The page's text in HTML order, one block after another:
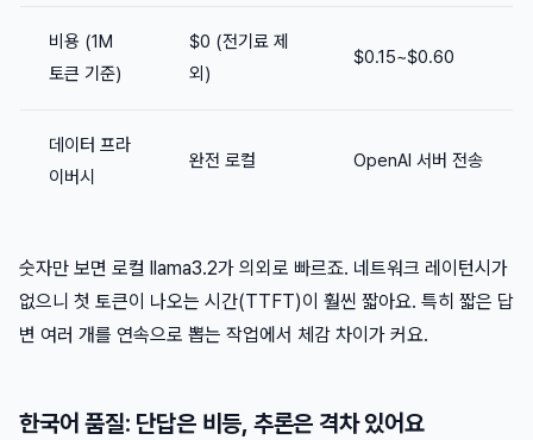
비용 (1M
토큰 기준)
$0 (전기료 제
외)
$0.15~$0.60
데이터 프라
이버시
완전 로컬 OpenAI 서버 전송
숫자만 보면 로컬 llama3.2가 의외로 빠르죠. 네트워크 레이턴시가
없으니 첫 토큰이 나오는 시간(TTFT)이 훨씬 짧아요. 특히 짧은 답
변 여러 개를 연속으로 뽑는 작업에서 체감 차이가 커요.
한국어 품질: 단답은 비등, 추론은 격차 있어요